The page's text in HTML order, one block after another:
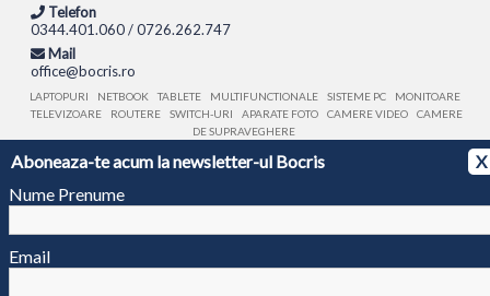
Aboneaza-te acum la newsletter-ul Bocris
X
Nume Prenume
Email
Telefon
0344.401.060 / 0726.262.747
Mail
office@bocris.ro
LAPTOPURI NETBOOK TABLETE MULTIFUNCTIONALE SISTEME PC
MONITOARE
TELEVIZOARE
ROUTERE SWITCH-URI APARATE FOTO CAMERE VIDEO
CAMERE
DE SUPRAVEGHERE